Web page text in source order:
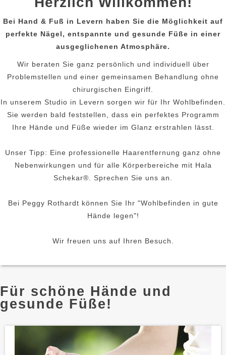
Bei Hand & Fuß in Levern haben Sie die Möglichkeit auf
perfekte Nägel, entspannte und gesunde Füße in einer
ausgeglichenen Atmosphäre.
Wir beraten Sie ganz persönlich und individuell über
Problemstellen und einer gemeinsamen Behandlung ohne
chirurgischen Eingriff.
In unserem Studio in Levern sorgen wir für Ihr Wohlbefinden.
Sie werden bald feststellen, dass ein perfektes Programm
Ihre Hände und Füße wieder im Glanz erstrahlen lässt.
Unser Tipp: Eine professionelle Haarentfernung ganz ohne
Nebenwirkungen und für alle Körperbereiche mit Hala
Schekar®. Sprechen Sie uns an.
Bei Peggy Rothardt können Sie Ihr "Wohlbefinden in gute
Hände legen"!
Wir freuen uns auf Ihren Besuch.
Für schöne Hände und
gesunde Füße!